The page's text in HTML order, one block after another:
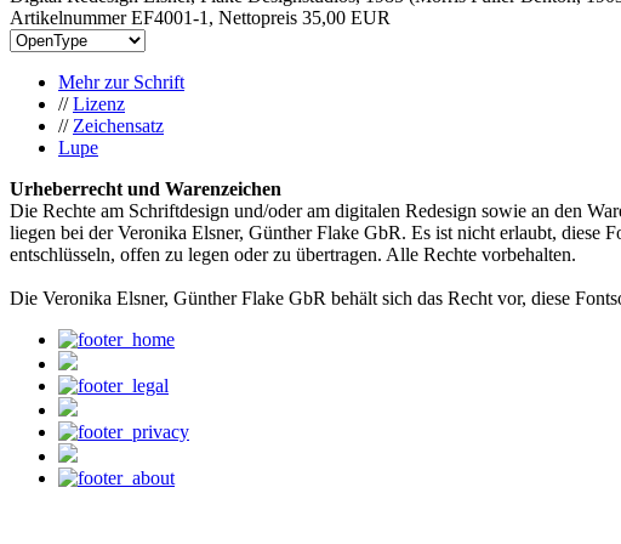
Artikelnummer EF4001-1, Nettopreis 35,00 EUR
Mehr zur Schrift
//Lizenz
// Zeichensatz
Lupe
Urheberrecht und Warenzeichen
Die Rechte am Schriftdesign und/oder am digitalen Redesign sowie an den
liegen bei der Veronika Elsner, Günther Flake GbR. Es ist nicht erlaubt, diese
entschlüsseln, offen zu legen oder zu übertragen. Alle Rechte vorbehalten.
Die Veronika Elsner, Günther Flake GbR behält sich das Recht vor, diese